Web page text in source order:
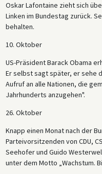
Oskar Lafontaine zieht sich
Linken im Bundestag zurück.
behalten.
10. Oktober
US-Präsident Barack Obama
Er selbst sagt später, er sehe
Aufruf an alle Nationen, die
Jahrhunderts anzugehen".
26. Oktober
Knapp einen Monat nach der
Parteivorsitzenden von CDU,
Seehofer und Guido
unter dem Motto „Wachstum.